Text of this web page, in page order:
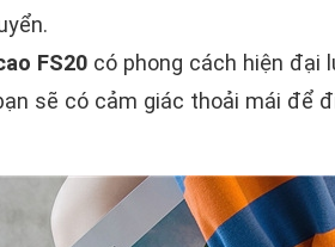
FS20 có phong cách hiện đại
sẽ có cảm giác thoải mái để